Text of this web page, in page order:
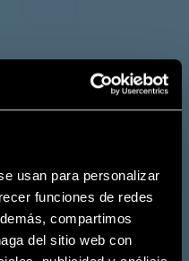
usan para personalizar
funciones de redes
compartimos
del sitio web con